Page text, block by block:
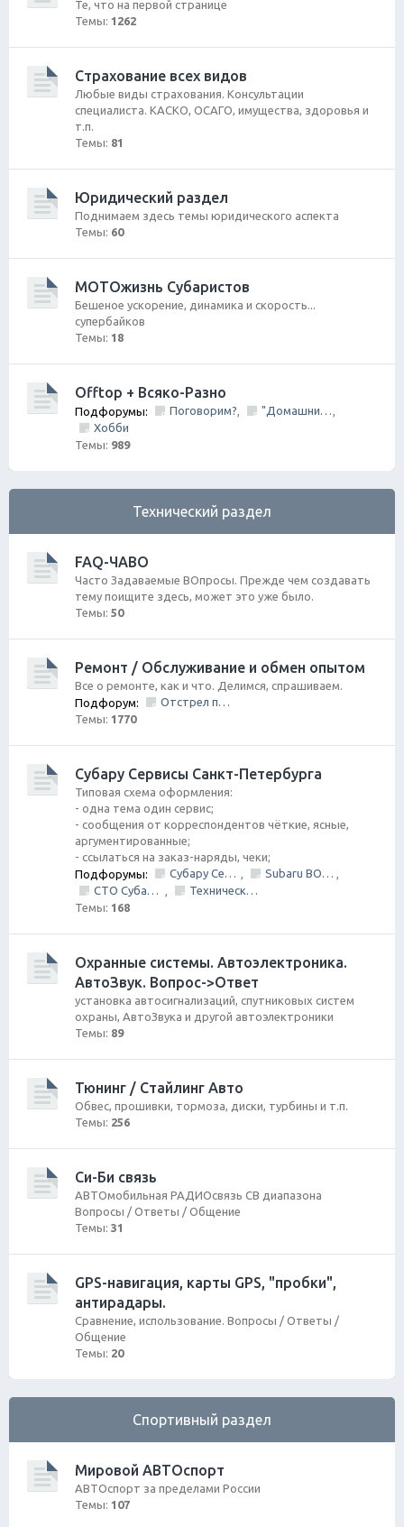
Те, что на первой странице
Темы: 1262
Страхование всех видов
Любые виды страхования. Консультации
специалиста. КАСКО, ОСАГО, имущества, здоровья и
т.п.
Темы: 81
Юридический раздел
Поднимаем здесь темы юридического аспекта
Темы: 60
МОТОжизнь Субаристов
Бешеное ускорение, динамика и скорость...
супербайков
Темы: 18
Offtop + Всяко-Разно
Подфорумы: Поговорим?, "Домашний Очаг"
,
Хобби
Темы: 989
Технический раздел
FAQ-ЧАВО
Часто Задаваемые ВОпросы. Прежде чем создавать
тему поищите здесь, может это уже было.
Темы: 50
Ремонт / Обслуживание и обмен опытом
Все о ремонте, как и что. Делимся, спрашиваем.
Подфорум:
Отстрел пистолета/НЕ заправить/Ошибки по вентиляции Бензо Бака
Темы: 1770
Субару Cервисы Санкт-Петербурга
Типовая схема оформления:
- одна тема один сервис;
- сообщения от корреспондентов чёткие, ясные,
аргументированные;
- ссылаться на заказ-наряды, чеки;
Подфорумы:
Субару Сервис "Созвездие" , Subaru BOX &amp; Donorparts shop
,
СТО Субару (www.stosubaru.ru)
,
Технический центр «PRIDE Motorsport».
Темы: 168
Охранные системы. Автоэлектроника.
АвтоЗвук. Вопрос->Ответ
установка автосигнализаций, спутниковых систем
охраны, АвтоЗвука и другой автоэлектроники
Темы: 89
Тюнинг / Стайлинг Авто
Обвес, прошивки, тормоза, диски, турбины и т.п.
Темы: 256
Си-Би связь
АВТОмобильная РАДИОсвязь СВ диапазона
Вопросы / Ответы / Общение
Темы: 31
GPS-навигация, карты GPS, "пробки",
антирадары.
Сравнение, использование. Вопросы / Ответы /
Общение
Темы: 20
Спортивный раздел
Мировой АВТОспорт
АВТОспорт за пределами России
Темы: 107